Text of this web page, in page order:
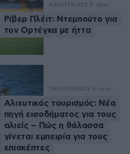
ΑΘΛΗΤΙΚΑ37 λ. πριν
Ρίβερ Πλέιτ: Ντεμπούτο για
τον Ορτέγκα με ήττα
ΟΙΚΟΝΟΜΙΑ37 λ. πριν
Αλιευτικός τουρισμός: Νέα
πηγή εισοδήματος για τους
αλιείς – Πώς η θάλασσα
γίνεται εμπειρία για τους
επισκέπτες